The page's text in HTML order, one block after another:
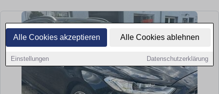
Alle Cookies akzeptieren Alle Cookies ablehnen
Einstellungen Datenschutzerklärung